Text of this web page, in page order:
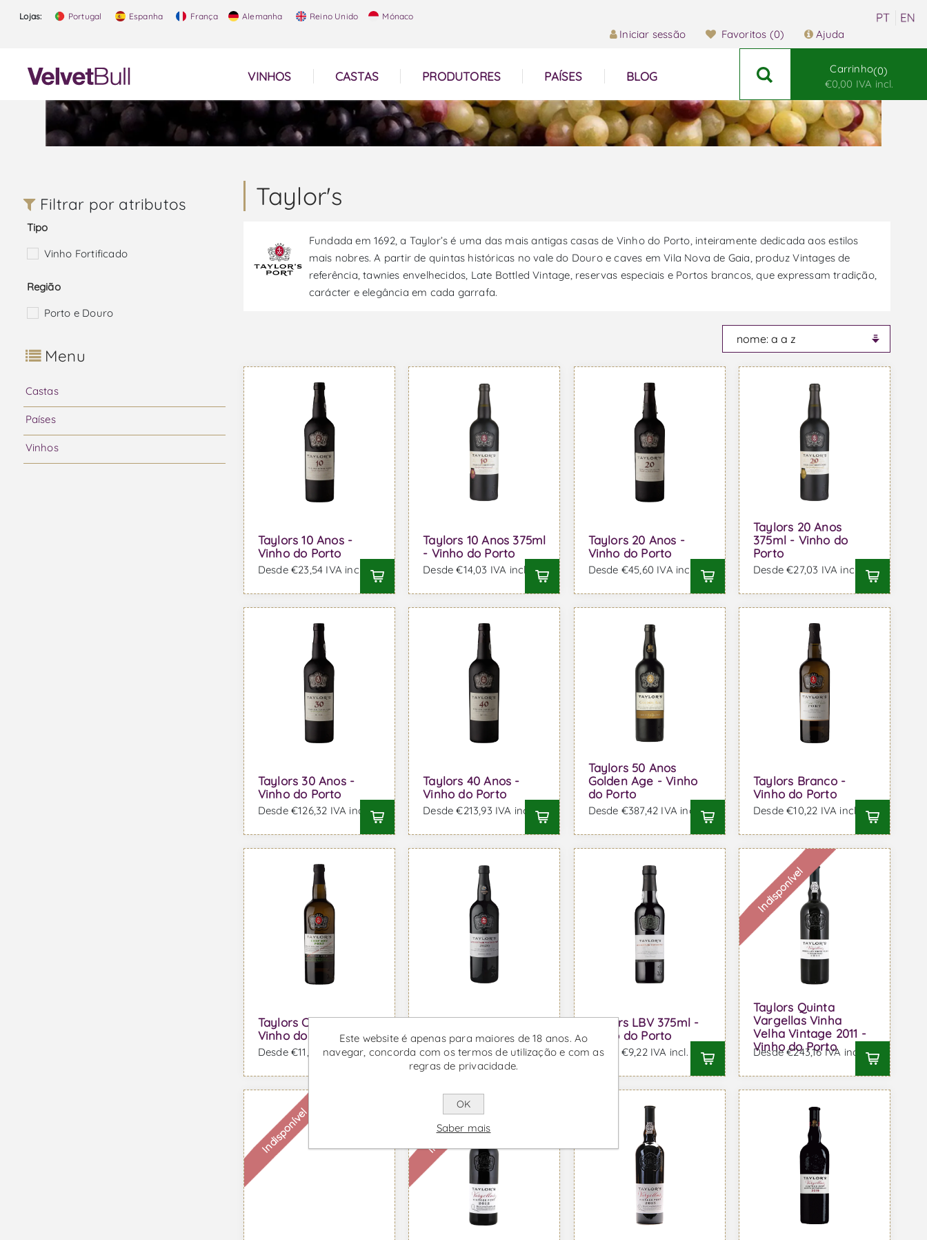
Lojas: Portugal Espanha França Alemanha Reino Unido Mónaco
Iniciar sessão Favoritos (0) Ajuda
VINHOS CASTAS PRODUTORES PAÍSES BLOG
Carrinho 0
€0,00 IVA incl.
Taylor's
Fundada em 1692, a Taylor’s é uma das mais antigas casas de Vinho do Porto, inteiramente dedicada aos estilos
mais nobres. A partir de quintas históricas no vale do Douro e caves em Vila Nova de Gaia, produz Vintages de
referência, tawnies envelhecidos, Late Bottled Vintage, reservas especiais e Portos brancos, que expressam tradição,
carácter e elegância em cada garrafa.
Taylors 10 Anos -
Vinho do Porto
Desde €23,54 IVA incl.
Taylors 10 Anos 375ml
- Vinho do Porto
Desde €14,03 IVA incl.
Taylors 20 Anos -
Vinho do Porto
Desde €45,60 IVA incl.
Taylors 20 Anos
375ml - Vinho do
Porto
Desde €27,03 IVA incl.
Taylors 30 Anos -
Vinho do Porto
Desde €126,32 IVA incl.
Taylors 40 Anos -
Vinho do Porto
Desde €213,93 IVA incl.
Taylors 50 Anos
Golden Age - Vinho
do Porto
Desde €387,42 IVA incl.
Taylors Branco -
Vinho do Porto
Desde €10,22 IVA incl.
Taylors Chip Dry -
Vinho do Porto
Desde €11,81 IVA incl.
Taylors LBV - Vinho
do Porto
Desde €15,98 IVA incl.
Taylors LBV 375ml -
Vinho do Porto
Desde €9,22 IVA incl.
Indisponível
Taylors Quinta
Vargellas Vinha
Velha Vintage 2011 -
Vinho do Porto
Desde €243,16 IVA incl.
Indisponível Indisponível
Filtrar por atributos
Tipo
Vinho Fortificado
Região
Porto e Douro
Menu
Castas
Países
Vinhos
Este website é apenas para maiores de 18 anos. Ao
navegar, concorda com os termos de utilização e com as
regras de privacidade.
OK
Saber mais